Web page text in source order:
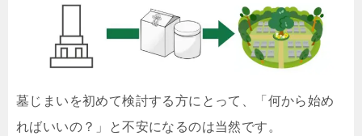
墓じまいを初めて検討する方にとって、「何から始め
ればいいの？」と不安になるのは当然です。